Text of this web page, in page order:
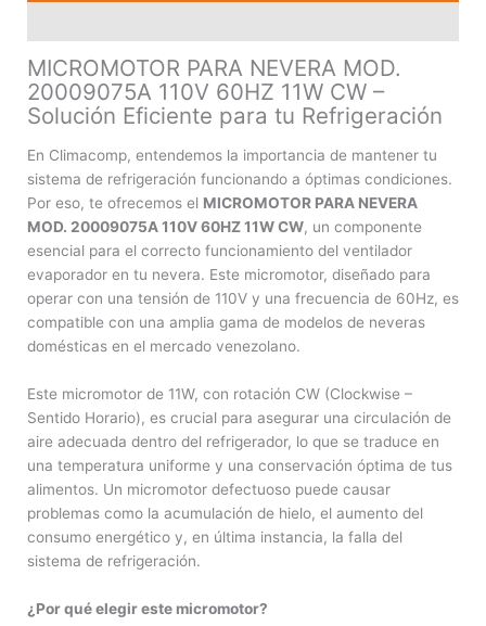
MICROMOTOR PARA NEVERA MOD.
20009075A 110V 60HZ 11W CW –
Solución Eficiente para tu Refrigeración
En Climacomp, entendemos la importancia de mantener tu
sistema de refrigeración funcionando a óptimas condiciones.
Por eso, te ofrecemos el MICROMOTOR PARA NEVERA
MOD. 20009075A 110V 60HZ 11W CW, un componente
esencial para el correcto funcionamiento del ventilador
evaporador en tu nevera. Este micromotor, diseñado para
operar con una tensión de 110V y una frecuencia de 60Hz, es
compatible con una amplia gama de modelos de neveras
domésticas en el mercado venezolano.
Este micromotor de 11W, con rotación CW (Clockwise –
Sentido Horario), es crucial para asegurar una circulación de
aire adecuada dentro del refrigerador, lo que se traduce en
una temperatura uniforme y una conservación óptima de tus
alimentos. Un micromotor defectuoso puede causar
problemas como la acumulación de hielo, el aumento del
consumo energético y, en última instancia, la falla del
sistema de refrigeración.
¿Por qué elegir este micromotor?